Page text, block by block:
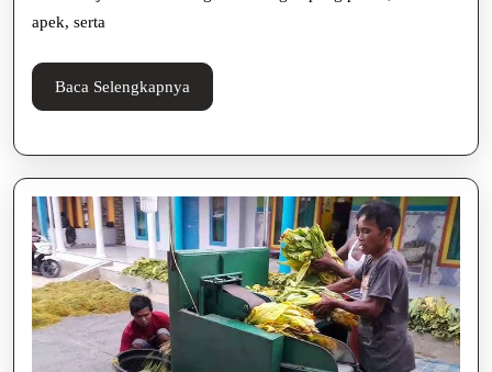
Bebas
Kutu
apek, serta
Baca Selengkapnya
Selengkapnya